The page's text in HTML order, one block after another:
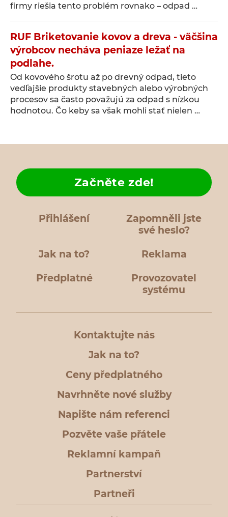
firmy riešia tento problém rovnako – odpad …
RUF Briketovanie kovov a dreva - väčšina
výrobcov necháva peniaze ležať na
podlahe.
Od kovového šrotu až po drevný odpad, tieto
vedľajšie produkty stavebných alebo výrobných
procesov sa často považujú za odpad s nízkou
hodnotou. Čo keby sa však mohli stať nielen …
Přihlášení
Zapomněli jste
své heslo?
Jak na to?
Začněte zde!
Reklama
Předplatné
Provozovatel
systému
Kontaktujte nás
Jak na to?
Ceny předplatného
Navrhněte nové služby
Napište nám referenci
Pozvěte vaše přátele
Reklamní kampaň
Partnerství
Partneři